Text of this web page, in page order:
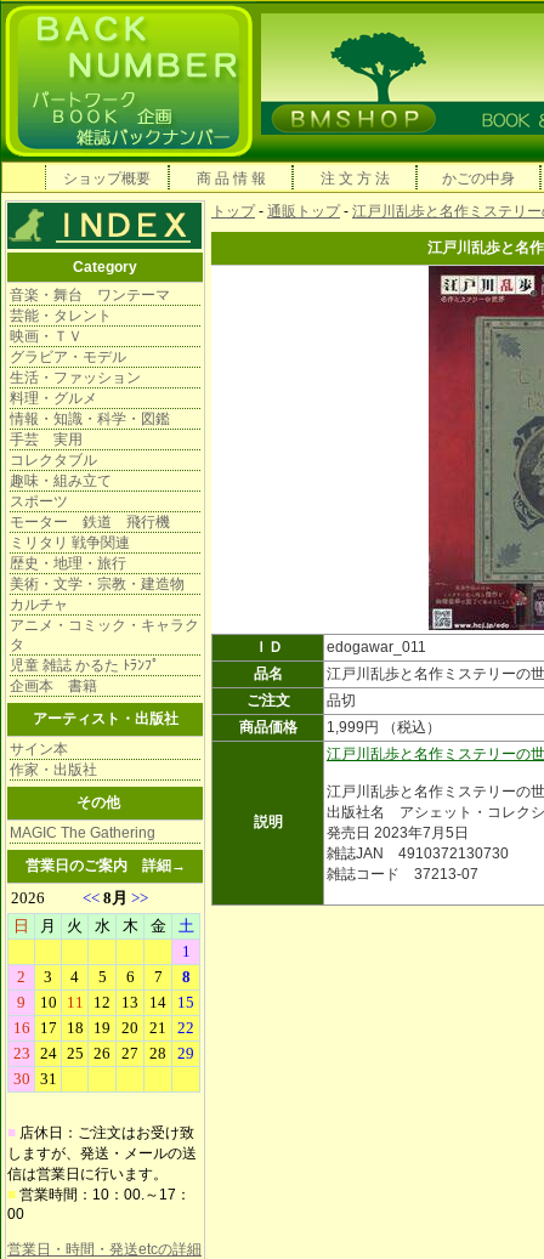
ショップ概要 商 品 情 報 注 文 方 法 かごの中身
Category
音楽・舞台 ワンテーマ
芸能・タレント
映画・ＴＶ
グラビア・モデル
生活・ファッション
料理・グルメ
情報・知識・科学・図鑑
手芸 実用
コレクタブル
趣味・組み立て
スポーツ
モーター 鉄道 飛行機
ミリタリ 戦争関連
歴史・地理・旅行
美術・文学・宗教・建造物
カルチャ
アニメ・コミック・キャラク
タ
児童 雑誌 かるた ﾄﾗﾝﾌﾟ
企画本 書籍
アーティスト・出版社
サイン本
作家・出版社
その他
MAGIC The Gathering
営業日のご案内 詳細→
■ 店休日：ご注文はお受け致
しますが、発送・メールの送
信は営業日に行います。
■ 営業時間：10：00.～17：
00
営業日・時間・発送etcの詳細
トップ- 通販トップ- 江戸川乱歩と名作ミステリ
江戸川乱歩と名
ＩＤ
edogawar_011
品名
江戸川乱歩と名作ミステリーの
ご注文
品切
商品価格
1,999円 （税込）
説明
江戸川乱歩と名作ミステリーの
江戸川乱歩と名作ミステリーの
出版社名 アシェット・コレク
発売日 2023年7月5日
雑誌JAN 4910372130730
雑誌コード 37213-07